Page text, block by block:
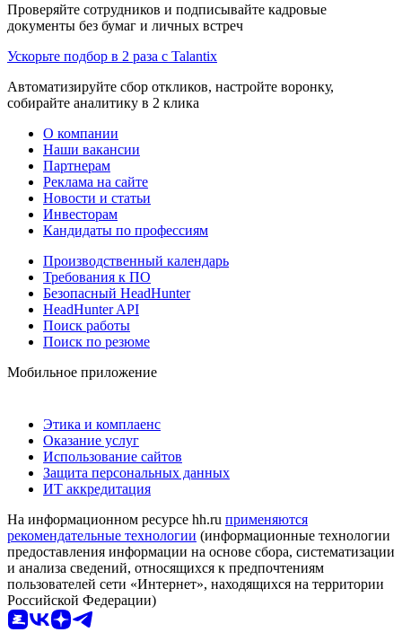
Проверяйте сотрудников и подписывайте кадровые
документы без бумаг и личных встреч
Ускорьте подбор в 2 раза с Talantix
Автоматизируйте сбор откликов, настройте воронку,
собирайте аналитику в 2 клика
О компании
Наши вакансии
Партнерам
Реклама на сайте
Новости и статьи
Инвесторам
Кандидаты по профессиям
Производственный календарь
Требования к ПО
Безопасный HeadHunter
HeadHunter API
Поиск работы
Поиск по резюме
Мобильное приложение
Этика и комплаенс
Оказание услуг
Использование сайтов
Защита персональных данных
ИТ аккредитация
На информационном ресурсе hh.ru применяются
рекомендательные технологии (информационные технологии
предоставления информации на основе сбора, систематизации
и анализа сведений, относящихся к предпочтениям
пользователей сети «Интернет», находящихся на территории
Российской Федерации)